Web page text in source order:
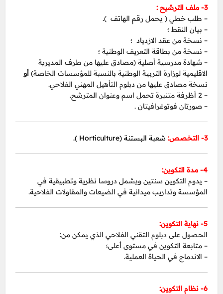
3- ملف الترشيح :
– طلب خطي ( يحمل رقم الهاتف ).
– بيان النقط ؛
– نسخة من عقد الازدياد ؛
– نسخة من بطاقة التعريف الوطنية ؛
– شهادة مدرسية أصلية (مصادق عليها من طرف المديرية
الاقليمية لوزارة التربية الوطنية بالنسبة للمؤسسات الخاصة)أو
نسخة مصادق عليها من دبلوم التأهيل المهني الفلاحي.
– 2 أظرفة متنبرة تحمل اسم وعنوان المترشح.
– صورتان فوتوغرافيتان .
3- التخصص: شعبة البستنة (Horticulture ).
4- مدة التكوين:
– يدوم التكوين سنتين ويشمل دروسا نظرية وتطبيقية في
المؤسسة وتداريب ميدانية في الضيعات والمقاولات الفلاحية.
5- نهاية التكوين:
الحصول على دبلوم التقني الفلاحي الذي يمكن من:
– متابعة التكوين في مستوى أعلى؛
– الاندماج في الحياة العملية.
6- نظام التكوين: